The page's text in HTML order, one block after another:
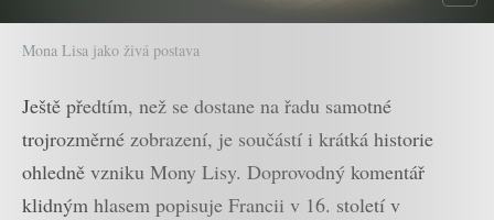
Mona Lisa jako živá postava
Ještě předtím, než se dostane na řadu samotné
trojrozměrné zobrazení, je součástí i krátká historie
ohledně vzniku Mony Lisy. Doprovodný komentář
klidným hlasem popisuje Francii v 16. století v